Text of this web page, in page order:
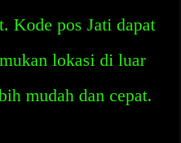
Kode pos Jati dapat
lokasi di luar
mudah dan cepat.